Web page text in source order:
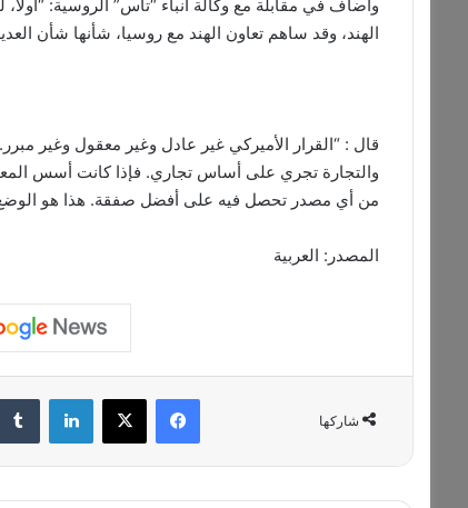
الهند، وقد ساهم تعاون الهند مع روسيا، شأنها شأن
قال : “القرار الأميركي غير عادل وغير معقول وغير
والتجارة تجري على أساس تجاري. فإذا كانت أسس
من أي مصدر تحصل فيه على أفضل صفقة. هذا هو الوضع
المصدر: العربية
شاركها
فيسبوك ‫X لينكدإن